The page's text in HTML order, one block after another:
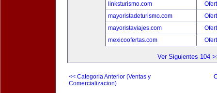
linksturismo.com
mayoristadeturismo.com
mayoristaviajes.com
mexicoofertas.com
Ver Siguientes 104
<< Categoria Anterior (Ventas y
Comercializacion)